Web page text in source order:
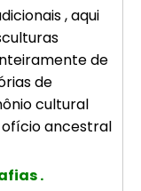
, aqui
de
de
cultural
ancestral
.